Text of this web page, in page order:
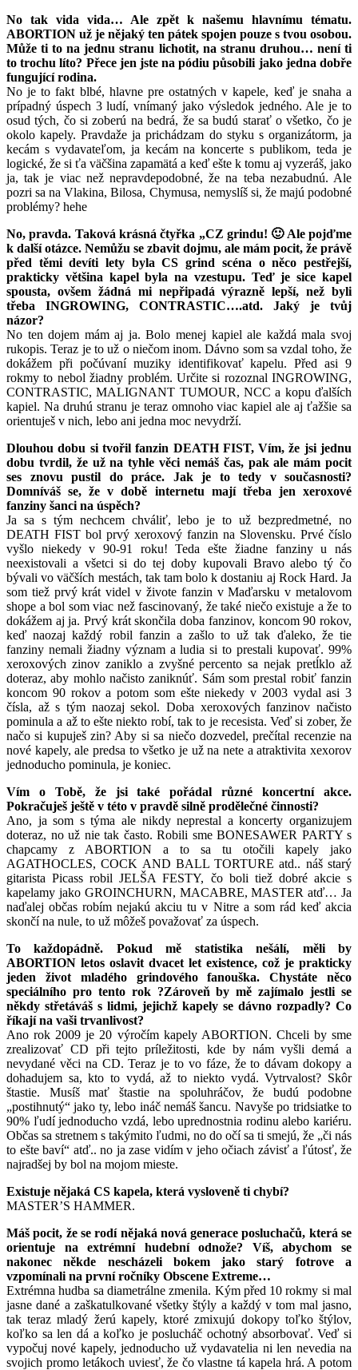
No tak vida vida… Ale zpět k našemu hlavnímu tématu.
ABORTION už je nějaký ten pátek spojen pouze s tvou osobou.
Může ti to na jednu stranu lichotit, na stranu druhou… není ti
to trochu líto? Přece jen jste na pódiu působili jako jedna dobře
fungující rodina.
No je to fakt blbé, hlavne pre ostatných v kapele, keď je snaha a
prípadný úspech 3 ludí, vnímaný jako výsledok jedného. Ale je to
osud tých, čo si zoberú na bedrá, že sa budú starať o všetko, čo je
okolo kapely. Pravdaže ja prichádzam do styku s organizátorm, ja
kecám s vydavateľom, ja kecám na koncerte s publikom, teda je
logické, že si ťa väčšina zapamätá a keď ešte k tomu aj vyzeráš, jako
ja, tak je viac než nepravdepodobné, že na teba nezabudnú. Ale
pozri sa na Vlakina, Bilosa, Chymusa, nemyslíš si, že majú podobné
problémy? hehe
No, pravda. Taková krásná čtyřka „CZ grindu! 🙂 Ale pojďme
k další otázce. Nemůžu se zbavit dojmu, ale mám pocit, že právě
před těmi devíti lety byla CS grind scéna o něco pestřejší,
prakticky většina kapel byla na vzestupu. Teď je sice kapel
spousta, ovšem žádná mi nepřipadá výrazně lepší, než byli
třeba INGROWING, CONTRASTIC….atd. Jaký je tvůj
názor?
No ten dojem mám aj ja. Bolo menej kapiel ale každá mala svoj
rukopis. Teraz je to už o niečom inom. Dávno som sa vzdal toho, že
dokážem při počúvaní muziky identifikovať kapelu. Před asi 9
rokmy to nebol žiadny problém. Určite si rozoznal INGROWING,
CONTRASTIC, MALIGNANT TUMOUR, NCC a kopu ďalších
kapiel. Na druhú stranu je teraz omnoho viac kapiel ale aj ťažšie sa
orientuješ v nich, lebo ani jedna moc nevydrží.
Dlouhou dobu si tvořil fanzin DEATH FIST, Vím, že jsi jednu
dobu tvrdil, že už na tyhle věci nemáš čas, pak ale mám pocit
ses znovu pustil do práce. Jak je to tedy v současnosti?
Domníváš se, že v době internetu mají třeba jen xeroxové
fanziny šanci na úspěch?
Ja sa s tým nechcem chváliť, lebo je to už bezpredmetné, no
DEATH FIST bol prvý xeroxový fanzin na Slovensku. Prvé číslo
vyšlo niekedy v 90-91 roku! Teda ešte žiadne fanziny u nás
neexistovali a všetci si do tej doby kupovali Bravo alebo tý čo
bývali vo väčších mestách, tak tam bolo k dostaniu aj Rock Hard. Ja
som tiež prvý krát videl v živote fanzin v Maďarsku v metalovom
shope a bol som viac než fascinovaný, že také niečo existuje a že to
dokážem aj ja. Prvý krát skončila doba fanzinov, koncom 90 rokov,
keď naozaj každý robil fanzin a zašlo to už tak ďaleko, že tie
fanziny nemali žiadny význam a ludia si to prestali kupovať. 99%
xeroxových zinov zaniklo a zvyšné percento sa nejak pretĺklo až
doteraz, aby mohlo načisto zaniknúť. Sám som prestal robiť fanzin
koncom 90 rokov a potom som ešte niekedy v 2003 vydal asi 3
čísla, až s tým naozaj sekol. Doba xeroxových fanzinov načisto
pominula a až to ešte niekto robí, tak to je recesista. Veď si zober, že
načo si kupuješ zin? Aby si sa niečo dozvedel, prečítal recenzie na
nové kapely, ale predsa to všetko je už na nete a atraktivita xexorov
jednoducho pominula, je koniec.
Vím o Tobě, že jsi také pořádal různé koncertní akce.
Pokračuješ ještě v této v pravdě silně prodělečné činnosti?
Ano, ja som s týma ale nikdy neprestal a koncerty organizujem
doteraz, no už nie tak často. Robili sme BONESAWER PARTY s
chapcamy z ABORTION a to sa tu otočili kapely jako
AGATHOCLES, COCK AND BALL TORTURE atd.. náš starý
gitarista Picass robil JELŠA FESTY, čo boli tiež dobré akcie s
kapelamy jako GROINCHURN, MACABRE, MASTER atď… Ja
naďalej občas robím nejakú akciu tu v Nitre a som rád keď akcia
skončí na nule, to už môžeš považovať za úspech.
To každopádně. Pokud mě statistika nešálí, měli by
ABORTION letos oslavit dvacet let existence, což je prakticky
jeden život mladého grindového fanouška. Chystáte něco
speciálního pro tento rok ?Zároveň by mě zajímalo jestli se
někdy střetáváš s lidmi, jejichž kapely se dávno rozpadly? Co
říkají na vaši trvanlivost?
Ano rok 2009 je 20 výročím kapely ABORTION. Chceli by sme
zrealizovať CD při tejto príležitosti, kde by nám vyšli demá a
nevydané věci na CD. Teraz je to vo fáze, že to dávam dokopy a
dohadujem sa, kto to vydá, až to niekto vydá. Vytrvalost? Skôr
štastie. Musíš mať štastie na spoluhráčov, že budú podobne
„postihnutý“ jako ty, lebo ináč nemáš šancu. Navyše po tridsiatke to
90% ľudí jednoducho vzdá, lebo uprednostnia rodinu alebo kariéru.
Občas sa stretnem s takýmito ľudmi, no do očí sa ti smejú, že „či nás
to ešte baví“ atď.. no ja zase vidím v jeho očiach závisť a ľútosť, že
najradšej by bol na mojom mieste.
Existuje nějaká CS kapela, která vysloveně ti chybí?
MASTER’S HAMMER.
Máš pocit, že se rodí nějaká nová generace posluchačů, která se
orientuje na extrémní hudební odnože? Víš, abychom se
nakonec někde nescházeli bokem jako starý fotrove a
vzpomínali na první ročníky Obscene Extreme…
Extrémna hudba sa diametrálne zmenila. Kým před 10 rokmy si mal
jasne dané a zaškatulkované všetky štýly a každý v tom mal jasno,
tak teraz mladý žerú kapely, ktoré zmixujú dokopy toľko štýlov,
koľko sa len dá a koľko je poslucháč ochotný absorbovať. Veď si
vypočuj nové kapely, jednoducho už vydavatelia ni len nevedia na
svojich promo letákoch uviesť, že čo vlastne tá kapela hrá. A potom